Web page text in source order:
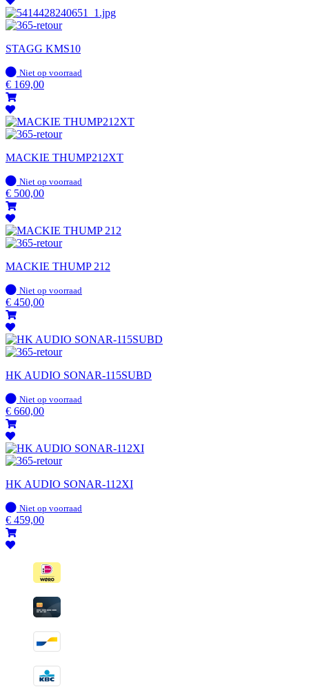
STAGG KMS10
Op
voorraad
Niet op voorraad
€ 169,00
MACKIE THUMP212XT
Op
voorraad
Niet op voorraad
€ 500,00
MACKIE THUMP 212
Op
voorraad
Niet op voorraad
€ 450,00
HK AUDIO SONAR-115SUBD
Op
voorraad
Niet op voorraad
€ 660,00
HK AUDIO SONAR-112XI
Op
voorraad
Niet op voorraad
€ 459,00